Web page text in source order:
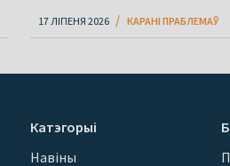
17 ЛІПЕНЯ 2026 КАРАНІ ПРАБЛЕМАЎ
Катэгорыі
Навіны